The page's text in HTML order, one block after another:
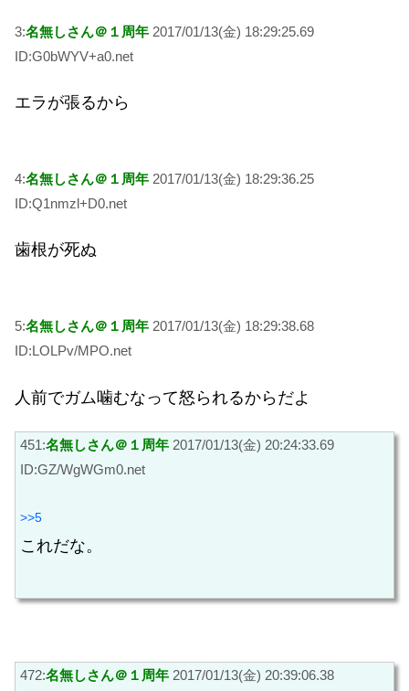
3:名無しさん＠１周年 2017/01/13(金) 18:29:25.69
ID:G0bWYV+a0.net
エラが張るから
4:名無しさん＠１周年 2017/01/13(金) 18:29:36.25
ID:Q1nmzl+D0.net
歯根が死ぬ
5:名無しさん＠１周年 2017/01/13(金) 18:29:38.68
ID:LOLPv/MPO.net
人前でガム噛むなって怒られるからだよ
451:名無しさん＠１周年 2017/01/13(金) 20:24:33.69
ID:GZ/WgWGm0.net
>>5
これだな。
472:名無しさん＠１周年 2017/01/13(金) 20:39:06.38